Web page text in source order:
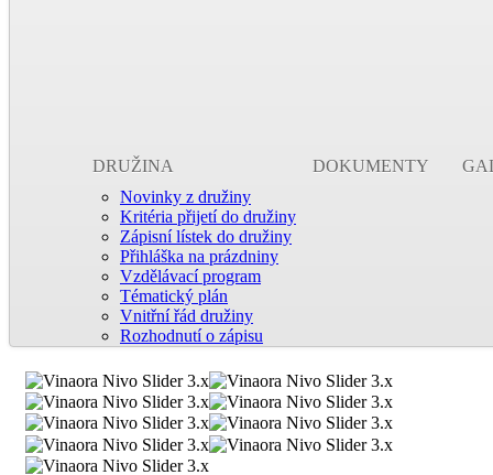
DRUŽINA
Novinky z družiny
Kritéria přijetí do družiny
Zápisní lístek do družiny
Přihláška na prázdniny
Vzdělávací program
Tématický plán
Vnitřní řád družiny
Rozhodnutí o zápisu
DOKUMENTY